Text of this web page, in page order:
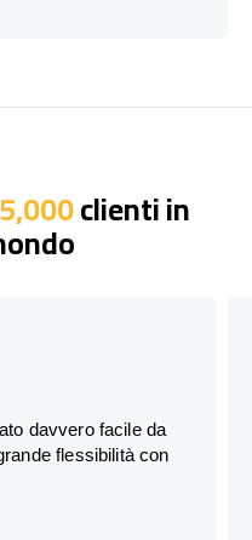
clienti in
davvero facile da
flessibilità con